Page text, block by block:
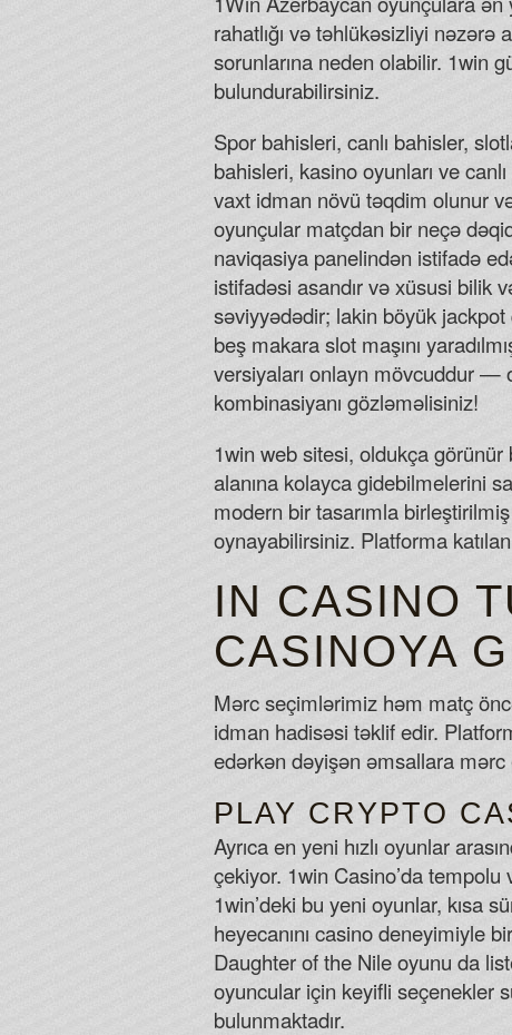
rahatlığı və təhlükəsizliyi nəzərə
sorunlarına neden olabilir. 1win
bulundurabilirsiniz.
Spor bahisleri, canlı bahisler,
bahisleri, kasino oyunları ve
vaxt idman növü təqdim olunur
oyunçular matçdan bir neçə
naviqasiya panelindən istifadə
istifadəsi asandır və xüsusi bilik
səviyyədədir; lakin böyük
beş makara slot maşını
versiyaları onlayn mövcuddur —
kombinasiyanı gözləməlisiniz!
1win web sitesi, oldukça görünür
alanına kolayca gidebilmelerini
modern bir tasarımla
oynayabilirsiniz. Platforma
IN CASINO
CASINOYA
Mərc seçimlərimiz həm matç
idman hadisəsi təklif edir.
edərkən dəyişən əmsallara mərc
PLAY CRYPTO
Ayrıca en yeni hızlı oyunlar
çekiyor. 1win Casino’da tempolu
1win’deki bu yeni oyunlar, kısa
heyecanını casino deneyimiyle
Daughter of the Nile oyunu da
oyuncular için keyifli seçenekler
bulunmaktadır.